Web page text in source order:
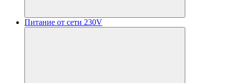
Питание от сети 230V